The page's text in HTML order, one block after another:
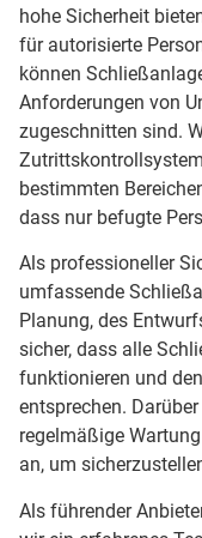
hohe Sicherheit
für autorisierte
können
Anforderungen von
zugeschnitten sind.
bestimmten
dass nur befugte
Als professioneller
umfassende
Planung, des
sicher, dass alle
funktionieren und
entsprechen.
regelmäßige
an, um
Als führender